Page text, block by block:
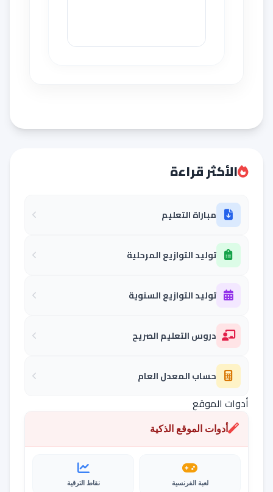
الأكثر قراءة
مباراة التعليم
توليد التوازيع المرحلية
توليد التوازيع السنوية
دروس التعليم الصريح
حساب المعدل العام
أدوات الموقع
أدوات الموقع الذكية
لعبة الفرنسية نقاط الترقية